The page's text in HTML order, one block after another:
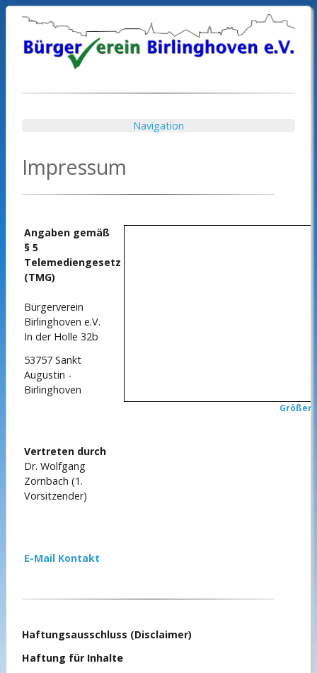
Navigation
Impressum
Angaben gemäß
§ 5
Telemediengesetz
(TMG)
Bürgerverein
Birlinghoven e.V.
In der Holle 32b
53757 Sankt
Augustin -
Birlinghoven
Vertreten durch
Dr. Wolfgang
Zornbach (1.
Vorsitzender)
E-Mail Kontakt
Haftungsausschluss (Disclaimer)
Haftung für Inhalte